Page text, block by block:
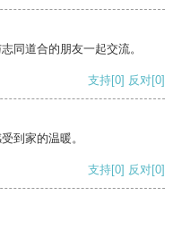
同道合的朋友一起交流。
支持[0] 反对[0]
到家的温暖。
支持[0] 反对[0]